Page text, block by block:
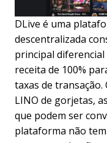
DLive é uma
descentralizada
principal diferencial
receita de 100%
taxas de
LINO de gorjetas,
que podem ser
plataforma não